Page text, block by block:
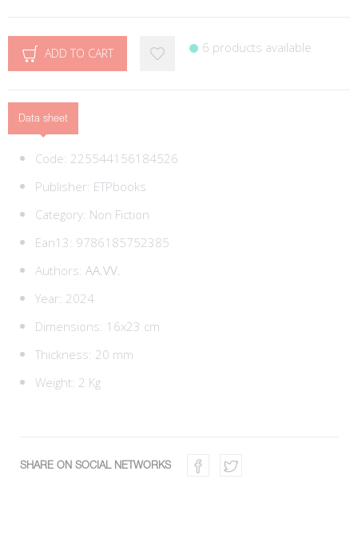
ADD TO CART 6 products available
Data sheet
Code: 225544156184526
Publisher: ETPbooks
Category: Non Fiction
Ean13: 9786185752385
Authors: AA.VV.
Year: 2024
Dimensions: 16x23 cm
Thickness: 20 mm
Weight: 2 Kg
SHARE ON SOCIAL NETWORKS